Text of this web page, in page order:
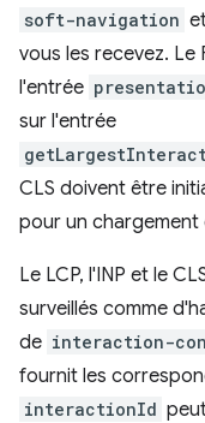
soft-navigation
vous les recevez.
l'entrée
sur l'entrée
CLS doivent être
pour un chargement
Le LCP, l'INP et le
surveillés comme
de interaction-
fournit les
interactionId